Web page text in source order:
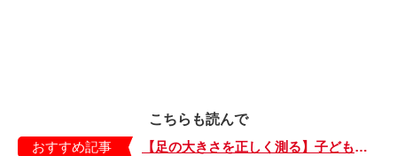
こちらも読んで
おすすめ記事
【足の大きさを正しく測る】子どもの靴の最適サイズは？ 月に1回は測り直そう！